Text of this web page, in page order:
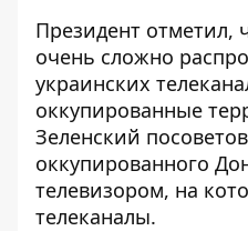
Президент отметил,
очень сложно
украинских
оккупированные
Зеленский
оккупированного
телевизором, на
телеканалы.